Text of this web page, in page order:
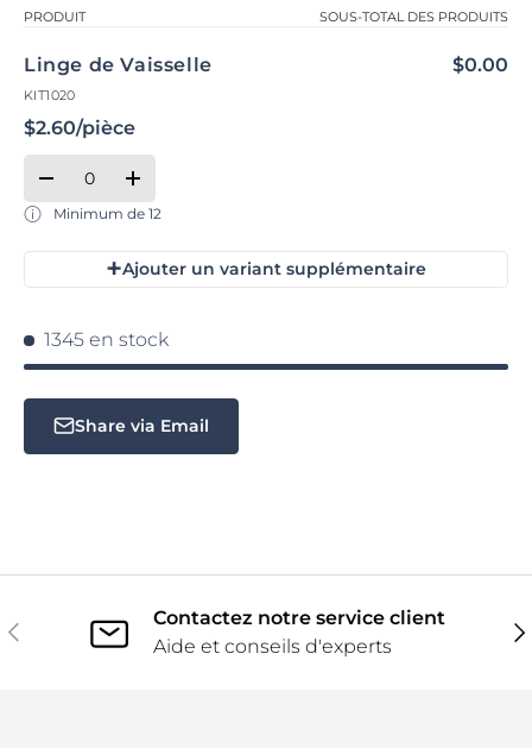
Votre panier
PRODUIT SOUS-TOTAL DES PRODUITS
Linge de Vaisselle
KIT1020
$2.60/pièce
$0.00
Quantité
Réduire la quantité de Default Title
Augmenter la quantité de Default Title
Minimum de 12
+Ajouter un variant supplémentaire
1345 en stock
Share via Email
Précédent
Contactez notre service client
Aide et conseils d'experts